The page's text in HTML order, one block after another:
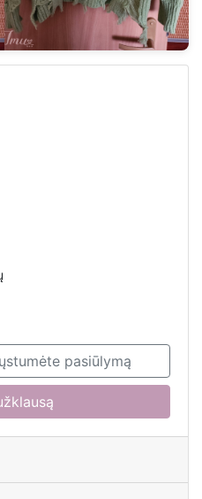
pasiūlymą